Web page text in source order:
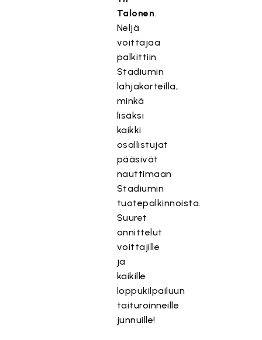
Talonen.
Neljä
voittajaa
palkittiin
Stadiumin
lahjakorteilla,
minkä
lisäksi
kaikki
osallistujat
pääsivät
nauttimaan
Stadiumin
tuotepalkinnoista.
Suuret
onnittelut
voittajille
ja
kaikille
loppukilpailuun
taituroinneille
junnuille!
T
m
i
s
ä
l
t
ö
o
n
e
t
t
y
,
k